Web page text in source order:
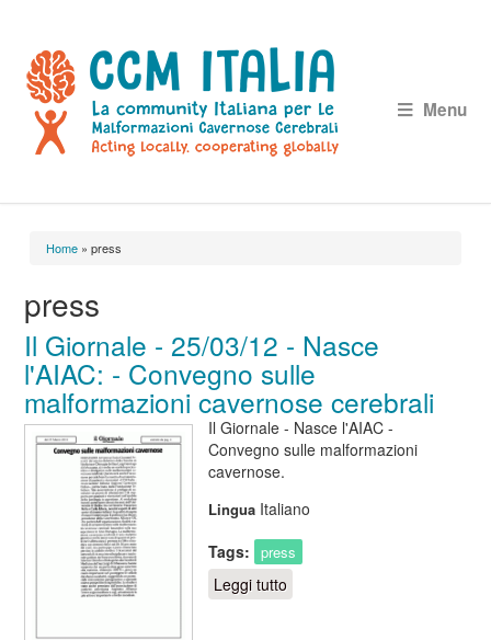
Menu
Tu sei qui
Home » press
press
Il Giornale - 25/03/12 - Nasce
l'AIAC: - Convegno sulle
malformazioni cavernose cerebrali
Il Giornale - Nasce l'AIAC -
Convegno sulle malformazioni
cavernose.
Lingua Italiano
Tags:
press
Leggi tutto
Nasce l'AIAC: - Convegno